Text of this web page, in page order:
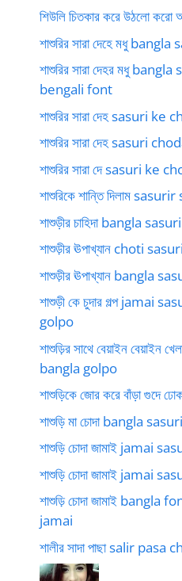
শিউলি চিতকার করে উঠলো
শাশুরির সারা দেহে মধু
শাশুরির সারা দেহর মধু
bengali font
শাশুরির সারা দেহ sasuri ke
শাশুরির সারা দেহ sasuri
শাশুরির সারা দে sasuri ke
শাশুরিকে শান্তি দিলাম
শাশুড়ীর চাহিদা bangla
শাশুড়ীর ঊপাখ্যান choti sasuri
শাশুড়ীর ঊপাখ্যান bangla
শাশুড়ী কে চুদার গল্প jamai
golpo
শাশুড়ির সাথে বেয়াইন
bangla golpo
শাশুড়িকে জোর করে বাঁড়া গুদে
শাশুড়ি মা চোদা bangla
শাশুড়ি চোদা জামাই jamai
শাশুড়ি চোদা জামাই jamai
শাশুড়ি চোদা জামাই
jamai
শালীর সাদা পাছা salir